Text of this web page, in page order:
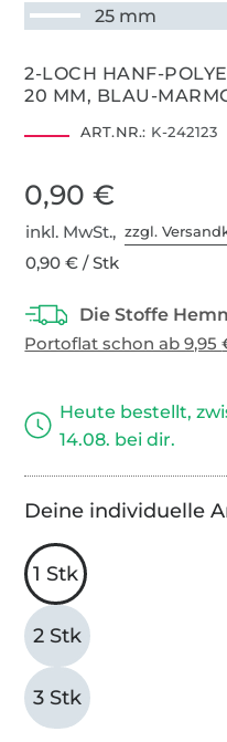
25 mm
2-LOCH HANF-
20 MM, BLAU-
ART.NR.: K-242123
0,90 €
inkl. MwSt.,zzgl.
0,90 € / Stk
Heute bestellt,
14.08. bei dir.
Deine individuelle
1 Stk
2 Stk
3 Stk